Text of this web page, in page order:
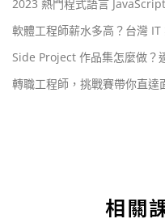
2023 熱門程式語言
軟體工程師薪水多高？台灣 IT
Side Project 作品集怎麼做？
轉職工程師，挑戰賽帶你直達
相關